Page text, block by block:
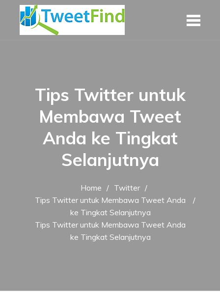
Tips Twitter untuk
Membawa Tweet
Anda ke Tingkat
Selanjutnya
Home
Twitter
Tips Twitter untuk Membawa Tweet Anda
ke Tingkat Selanjutnya
Tips Twitter untuk Membawa Tweet Anda
ke Tingkat Selanjutnya